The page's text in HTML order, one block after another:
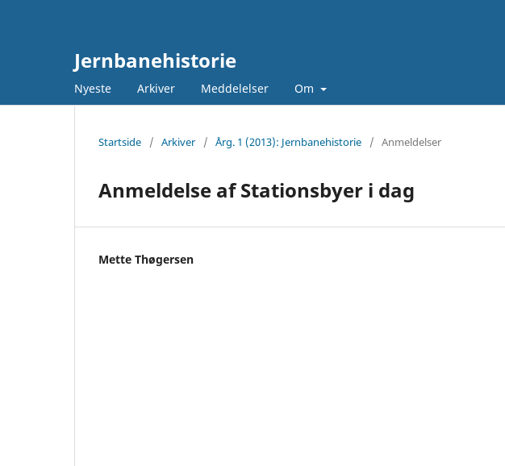
Jernbanehistorie
Nyeste Arkiver Meddelelser Om
Startside / Arkiver / Årg. 1 (2013): Jernbanehistorie / Anmeldelser
Anmeldelse af Stationsbyer i dag
Mette Thøgersen